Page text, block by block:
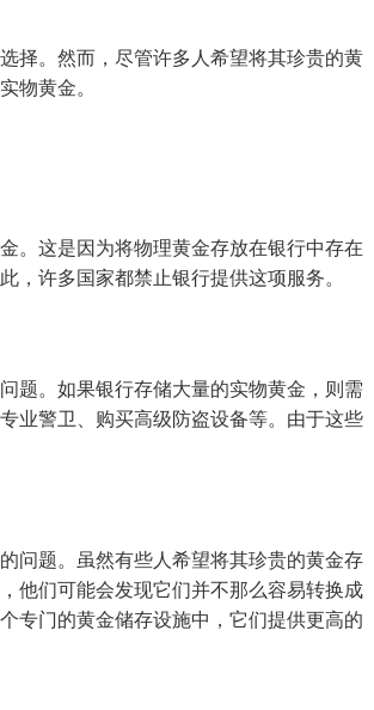
择。然而，尽管许多人希望将其珍贵的黄
物黄金。
。这是因为将物理黄金存放在银行中存在
，许多国家都禁止银行提供这项服务。
题。如果银行存储大量的实物黄金，则需
业警卫、购买高级防盗设备等。由于这些
问题。虽然有些人希望将其珍贵的黄金存
他们可能会发现它们并不那么容易转换成
专门的黄金储存设施中，它们提供更高的